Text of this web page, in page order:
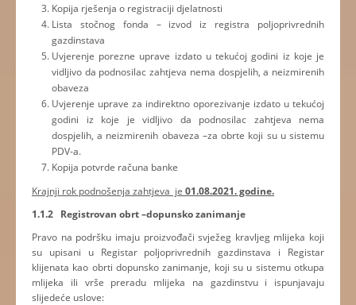
Kopija rješenja o registraciji djelatnosti
Lista stočnog fonda – izvod iz registra poljoprivrednih
gazdinstava
Uvjerenje porezne uprave izdato u tekućoj godini iz koje je
vidljivo da podnosilac zahtjeva nema dospjelih, a neizmirenih
obaveza
Uvjerenje uprave za indirektno oporezivanje izdato u tekućoj
godini iz koje je vidljivo da podnosilac zahtjeva nema
dospjelih, a neizmirenih obaveza –za obrte koji su u sistemu
PDV-a.
Kopija potvrde računa banke
Krajnji rok podnošenja zahtjeva je 01.08.2021. godine.
1.1.2 Registrovan obrt –dopunsko zanimanje
Pravo na podršku imaju proizvođači svježeg kravljeg mlijeka koji
su upisani u Registar poljoprivrednih gazdinstava i Registar
klijenata kao obrti dopunsko zanimanje, koji su u sistemu otkupa
mlijeka ili vrše preradu mlijeka na gazdinstvu i ispunjavaju
slijedeće uslove: